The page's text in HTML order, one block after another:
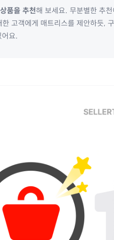
품을 추천해 보세요. 무분별한 추
고객에게 매트리스를 제안하듯,
어요.